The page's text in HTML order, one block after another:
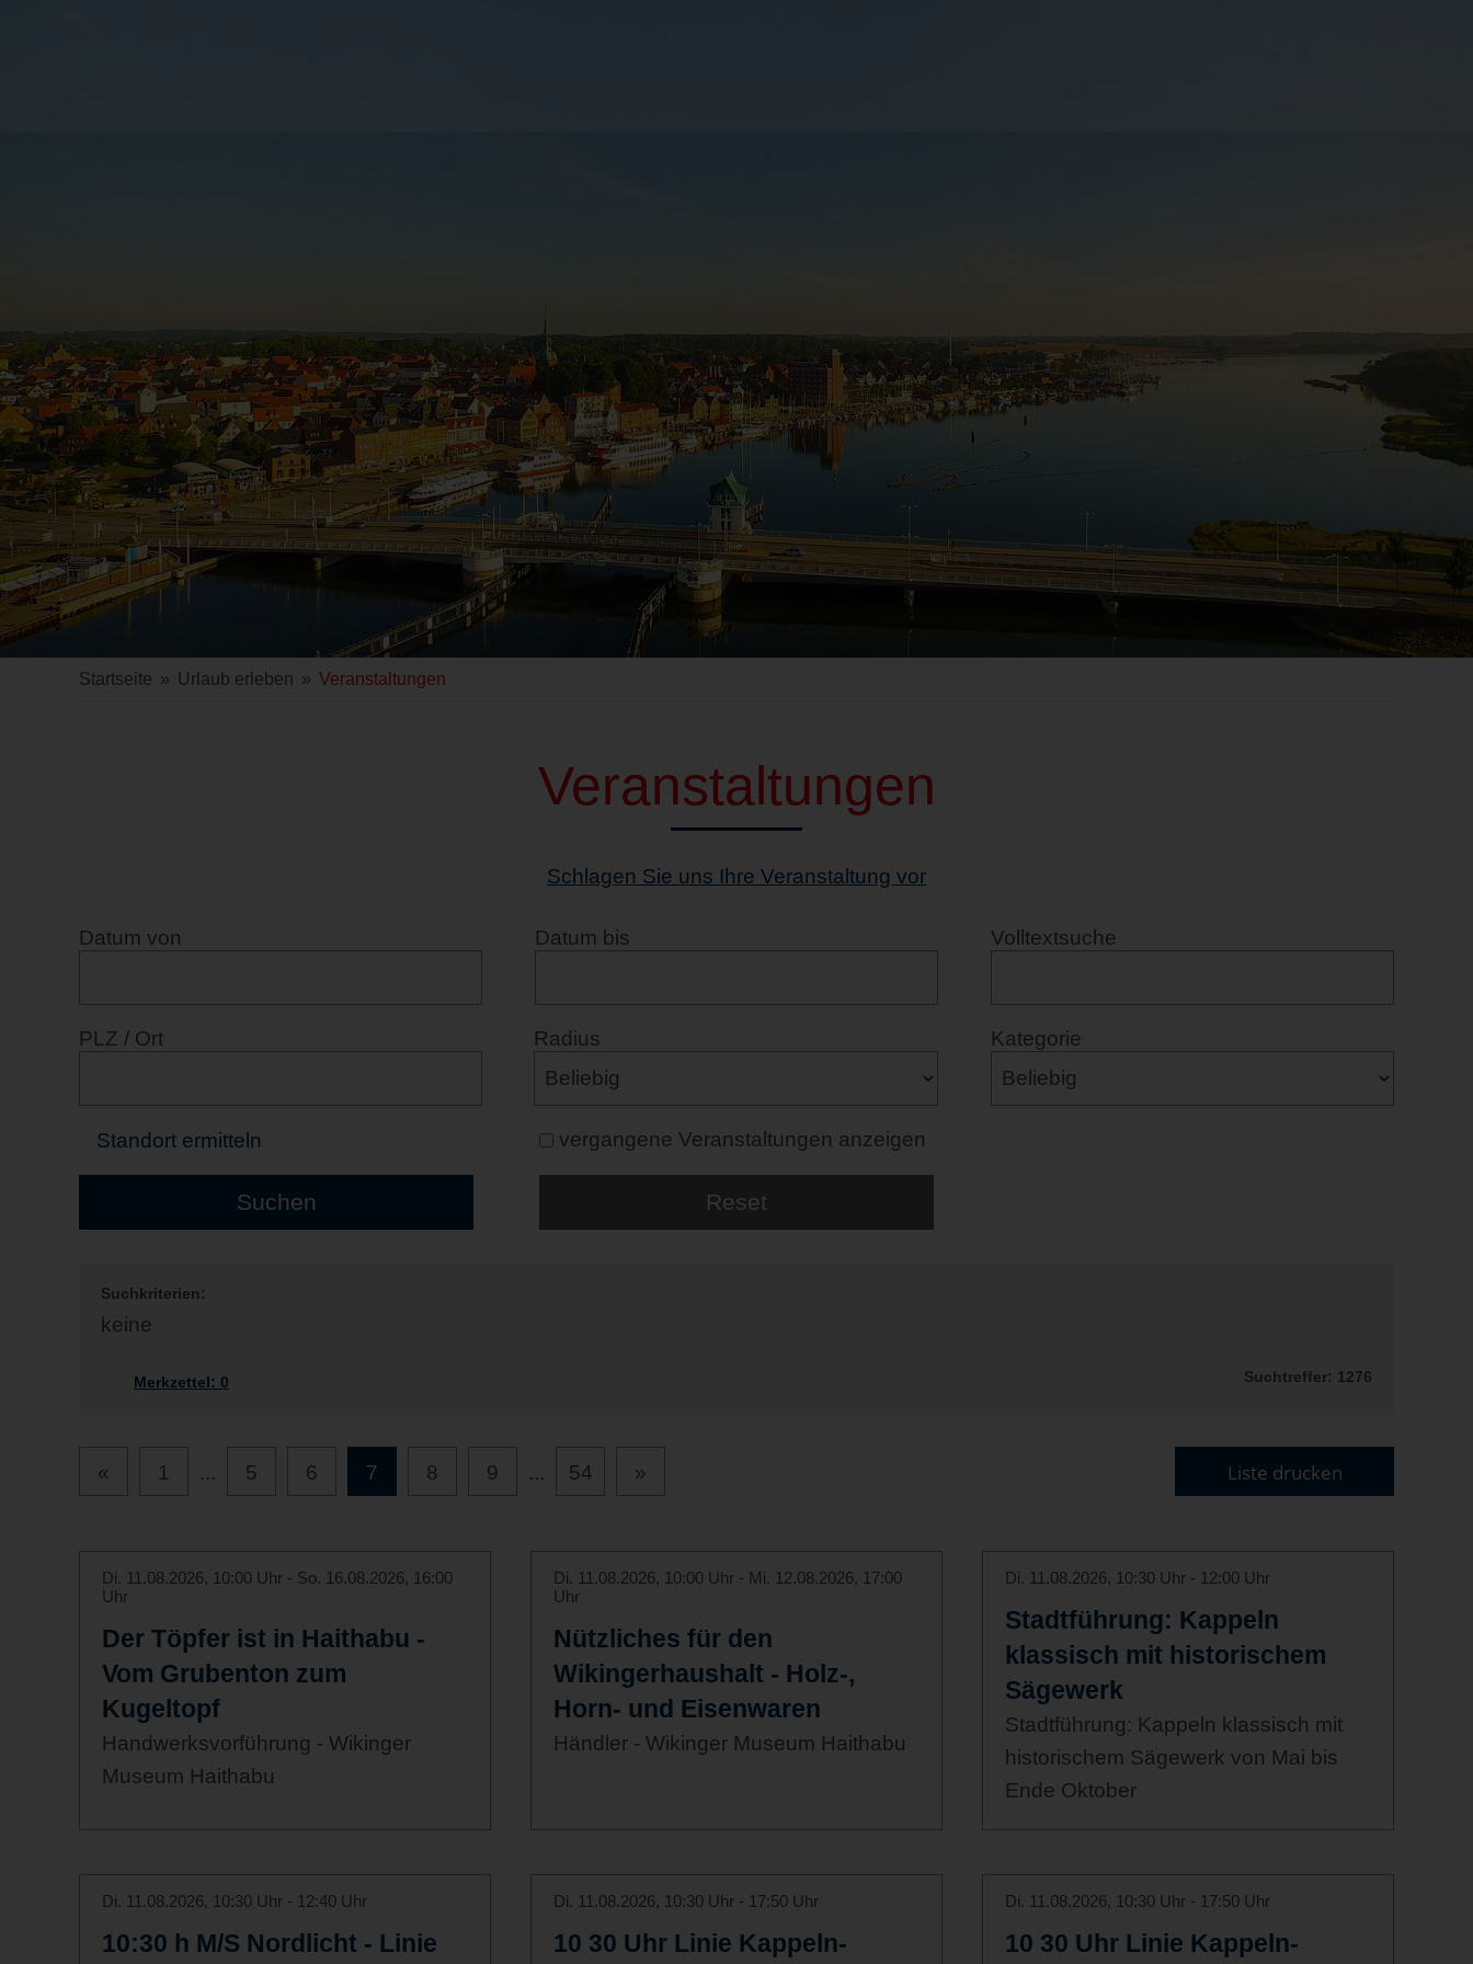
Startseite » Urlaub erleben » Veranstaltungen
Veranstaltungen
Schlagen Sie uns Ihre Veranstaltung vor
Datum von Datum bis Volltextsuche
PLZ / Ort Radius Kategorie
Standort ermitteln vergangene Veranstaltungen anzeigen
Suchkriterien:
keine
Merkzettel: 0 Suchtreffer: 1276
« 1 ... 5 6 7 8 9 ... 54 » Liste drucken
Di. 11.08.2026, 10:00 Uhr - So. 16.08.2026, 16:00
Uhr
Der Töpfer ist in Haithabu -
Vom Grubenton zum
Kugeltopf
Handwerksvorführung - Wikinger
Museum Haithabu
Di. 11.08.2026, 10:00 Uhr - Mi. 12.08.2026, 17:00
Uhr
Nützliches für den
Wikingerhaushalt - Holz-,
Horn- und Eisenwaren
Händler - Wikinger Museum Haithabu
Di. 11.08.2026, 10:30 Uhr - 12:00 Uhr
Stadtführung: Kappeln
klassisch mit historischem
Sägewerk
Stadtführung: Kappeln klassisch mit
historischem Sägewerk von Mai bis
Ende Oktober
Di. 11.08.2026, 10:30 Uhr - 12:40 Uhr
10:30 h M/S Nordlicht - Linie
Di. 11.08.2026, 10:30 Uhr - 17:50 Uhr
10 30 Uhr Linie Kappeln-
Di. 11.08.2026, 10:30 Uhr - 17:50 Uhr
10 30 Uhr Linie Kappeln-